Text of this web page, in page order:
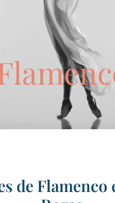
de Flamenco